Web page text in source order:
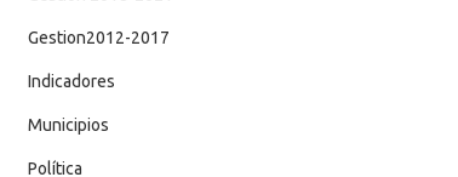
Gestion2012-2017
Indicadores
Municipios
Política